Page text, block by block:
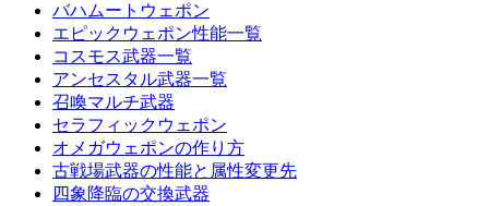
バハムートウェポン
エピックウェポン性能一覧
コスモス武器一覧
アンセスタル武器一覧
召喚マルチ武器
セラフィックウェポン
オメガウェポンの作り方
古戦場武器の性能と属性変更先
四象降臨の交換武器